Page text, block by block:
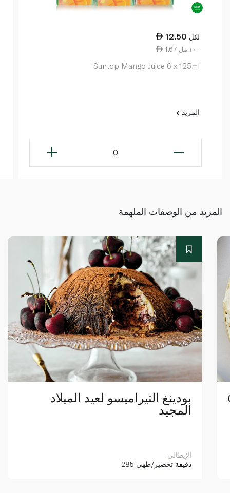
12.50 لكل
1.67 ١٠٠ مل
Suntop Mango Juice 6 x 125ml
المزيد
0
المزيد من الوصفات الملهمة
بودينغ التيراميسو لعيد الميلاد
المجيد
الإيطالي
285 دقيقة تحضير/طهي